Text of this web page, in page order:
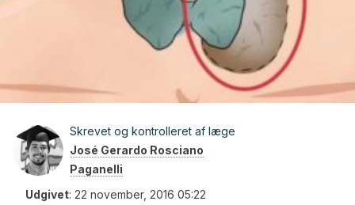
Skrevet og kontrolleret af læge
José Gerardo Rosciano
Paganelli
Udgivet: 22 november, 2016 05:22